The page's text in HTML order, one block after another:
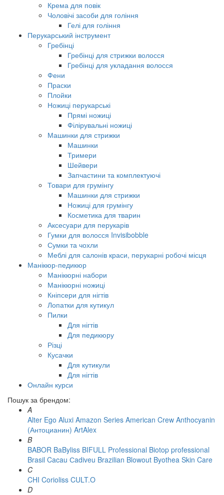
Крема для повік
Чоловічі засоби для гоління
Гелі для гоління
Перукарський інструмент
Гребінці
Гребінці для стрижки волосся
Гребінці для укладання волосся
Фени
Праски
Плойки
Ножиці перукарські
Прямі ножиці
Філірувальні ножиці
Машинки для стрижки
Машинки
Тримери
Шейвери
Запчастини та комплектуючі
Товари для грумінгу
Машинки для стрижки
Ножиці для грумінгу
Косметика для тварин
Аксесуари для перукарів
Гумки для волосся Invisibobble
Сумки та чохли
Меблі для салонів краси, перукарні робочі місця
Манікюр-педикюр
Манікюрні набори
Манікюрні ножиці
Кніпсери для нігтів
Лопатки для кутикул
Пилки
Для нігтів
Для педикюру
Різці
Кусачки
Для кутикули
Для нігтів
Онлайн курси
Пошук за брендом:
A
Alter Ego Aluxi Amazon Series American Crew Anthocyanin
(Антоцианин) ArtAlex
B
BABOR BaByliss BIFULL Professional Biotop professional
Brasil Cacau Сadiveu Brazilian Blowout Byothea Skin Care
C
CHI Corioliss CULT.O
D